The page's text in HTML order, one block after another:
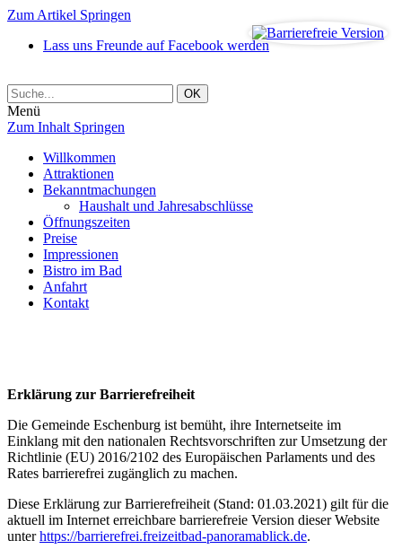
Zum Artikel Springen
Lass uns Freunde auf Facebook werden
Menü
Zum Inhalt Springen
Willkommen
Attraktionen
Bekanntmachungen
Haushalt und Jahresabschlüsse
Öffnungszeiten
Preise
Impressionen
Bistro im Bad
Anfahrt
Kontakt
Erklärung zur Barrierefreiheit
Die Gemeinde Eschenburg ist bemüht, ihre Internetseite im
Einklang mit den nationalen Rechtsvorschriften zur Umsetzung der
Richtlinie (EU) 2016/2102 des Europäischen Parlaments und des
Rates barrierefrei zugänglich zu machen.
Diese Erklärung zur Barrierefreiheit (Stand: 01.03.2021) gilt für die
aktuell im Internet erreichbare barrierefreie Version dieser Website
unterhttps://barrierefrei.freizeitbad-panoramablick.de.